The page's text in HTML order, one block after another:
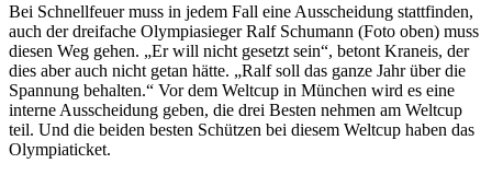
Bei Schnellfeuer muss in jedem Fall eine Ausscheidung stattfinden,
auch der dreifache Olympiasieger Ralf Schumann (Foto oben) muss
diesen Weg gehen. „Er will nicht gesetzt sein“, betont Kraneis, der
dies aber auch nicht getan hätte. „Ralf soll das ganze Jahr über die
Spannung behalten.“ Vor dem Weltcup in München wird es eine
interne Ausscheidung geben, die drei Besten nehmen am Weltcup
teil. Und die beiden besten Schützen bei diesem Weltcup haben das
Olympiaticket.